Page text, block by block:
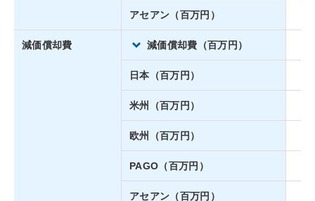
アセアン（百万円）
減価償却費 減価償却費（百万円）
日本（百万円）
米州（百万円）
欧州（百万円）
PAGO（百万円）
アセアン（百万円）